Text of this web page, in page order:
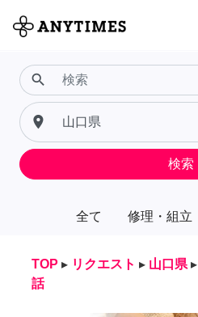
全て 修理・組立
search
place
検索
TOP ▸ リクエスト ▸ 山口県 ▸
話